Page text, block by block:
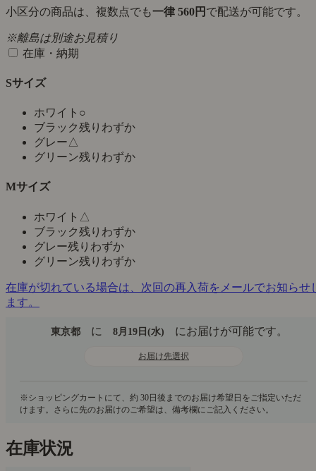
小区分の商品は、複数点でも一律 560円 で配送が可能です。
※離島は別途お見積り
在庫・納期
Sサイズ
ホワイト ○
ブラック残りわずか
グレー△
グリーン残りわずか
Mサイズ
ホワイト △
ブラック残りわずか
グレー残りわずか
グリーン残りわずか
在庫が切れている場合は、次回の再入荷をメールでお知らせ
ます。
東京都 に 8月19日(水) にお届けが可能です。
お届け先選択
在庫状況